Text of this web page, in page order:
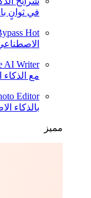
في ثوانٍ
Hot
AI Writer
مع
Editor
بالذكاء
مميز